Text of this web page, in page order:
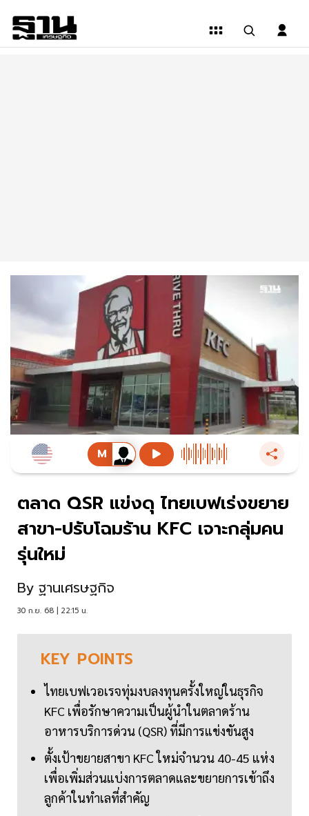
ตลาด QSR แข่งดุ ไทยเบฟเร่งขยาย
สาขา-ปรับโฉมร้าน KFC เจาะกลุ่มคน
รุ่นใหม่
By ฐานเศรษฐกิจ
30 ก.ย. 68 | 22:15 น.
KEY POINTS
ไทยเบฟเวอเรจทุ่มงบลงทุนครั้งใหญ่ในธุรกิจ
KFC เพื่อรักษาความเป็นผู้นำในตลาดร้าน
อาหารบริการด่วน (QSR) ที่มีการแข่งขันสูง
ตั้งเป้าขยายสาขา KFC ใหม่จำนวน 40-45 แห่ง
เพื่อเพิ่มส่วนแบ่งการตลาดและขยายการเข้าถึง
ลูกค้าในทำเลที่สำคัญ